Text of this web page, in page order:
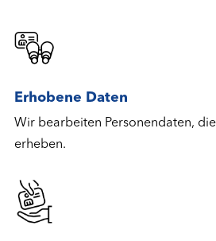
Erhobene Daten
Wir bearbeiten Personendaten,
erheben.